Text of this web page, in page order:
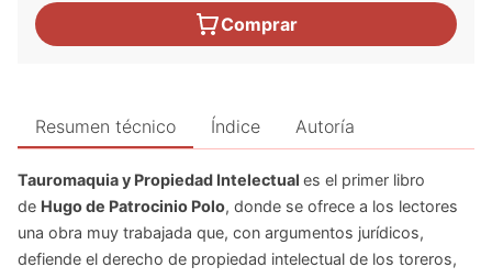
Comprar
Resumen técnico Índice Autoría
Tauromaquia y Propiedad Intelectual es el primer libro
de Hugo de Patrocinio Polo, donde se ofrece a los lectores
una obra muy trabajada que, con argumentos jurídicos,
defiende el derecho de propiedad intelectual de los toreros,